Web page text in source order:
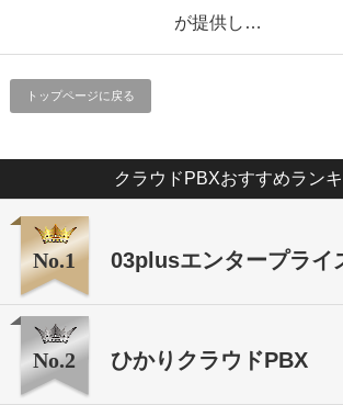
が提供し…
トップページに戻る
クラウドPBXおすすめラン
No.1 03plusエンタープライ
No.2 ひかりクラウドPBX